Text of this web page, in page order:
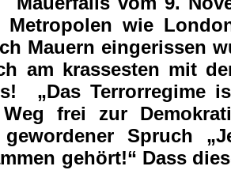
Metropolen wie
Mauern eingerissen
am krassesten mit
„Das Terrorregime
frei zur
Spruch
gehört!“ Dass